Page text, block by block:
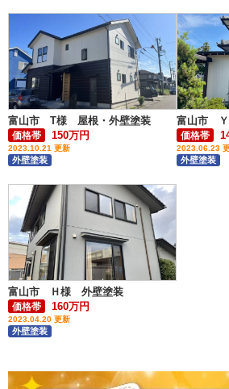
富山市 T様 屋根・外壁塗装
価格帯 150万円
2023.10.21 更新
外壁塗装
富山市
価格帯
2023.06.23
外壁塗装
富山市 Ｈ様 外壁塗装
価格帯 160万円
2023.04.20 更新
外壁塗装